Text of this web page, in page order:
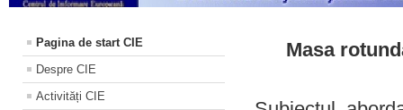
Pagina de start CIE
Despre CIE
Activități CIE
Masa